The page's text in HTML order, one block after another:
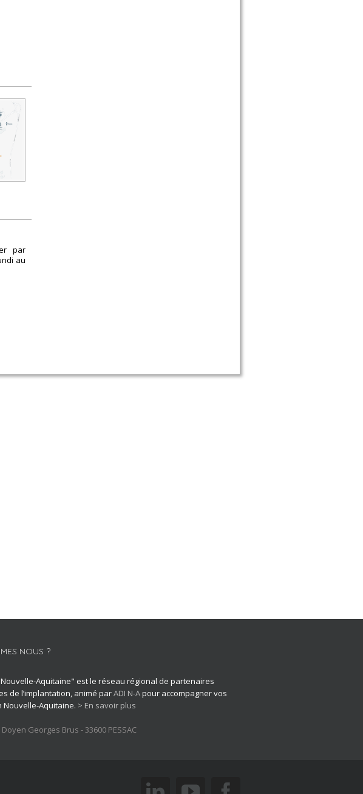
par
au
NOUS ?
Aquitaine" est le réseau régional de partenaires
de l’implantation, animé parADI N-Apour accompagner vos
Nouvelle-Aquitaine. > En savoir plus
Georges Brus - 33600 PESSAC